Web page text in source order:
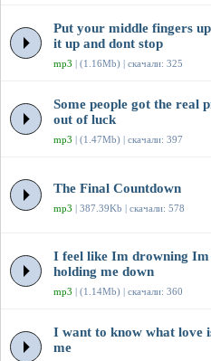
Put your middle fingers
it up and dont stop
mp3 | (1.16Mb) | скачали: 325
Some people got the real
out of luck
mp3 | (1.47Mb) | скачали: 397
The Final Countdown
mp3 | 387.39Kb | скачали: 578
I feel like Im drowning Im
holding me down
mp3 | (1.14Mb) | скачали: 360
I want to know what love
me